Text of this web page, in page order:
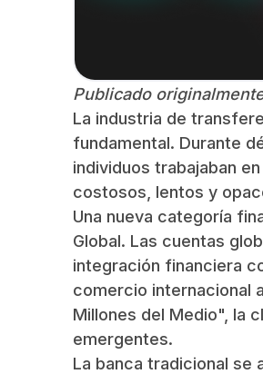
Publicado
La industria de
fundamental. Durante
individuos trabajaban
costosos, lentos y
Una nueva categoría
Global. Las cuentas
integración financiera
comercio internacional
Millones del Medio", la
emergentes.
La banca tradicional se